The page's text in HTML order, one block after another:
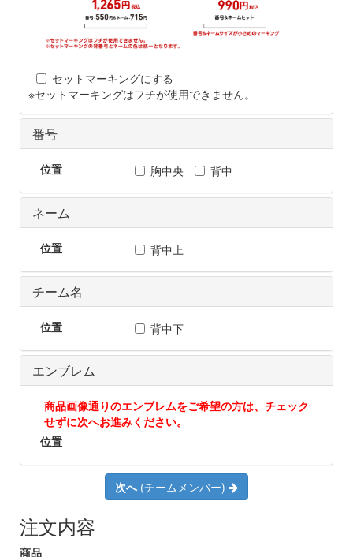
セットマーキングにする
※セットマーキングはフチが使用できません。
番号
位置 胸中央 背中
ネーム
位置 背中上
チーム名
位置 背中下
エンブレム
商品画像通りのエンブレムをご希望の方は、チェック
せずに次へお進みください。
位置
次へ (チームメンバー)
注文内容
商品